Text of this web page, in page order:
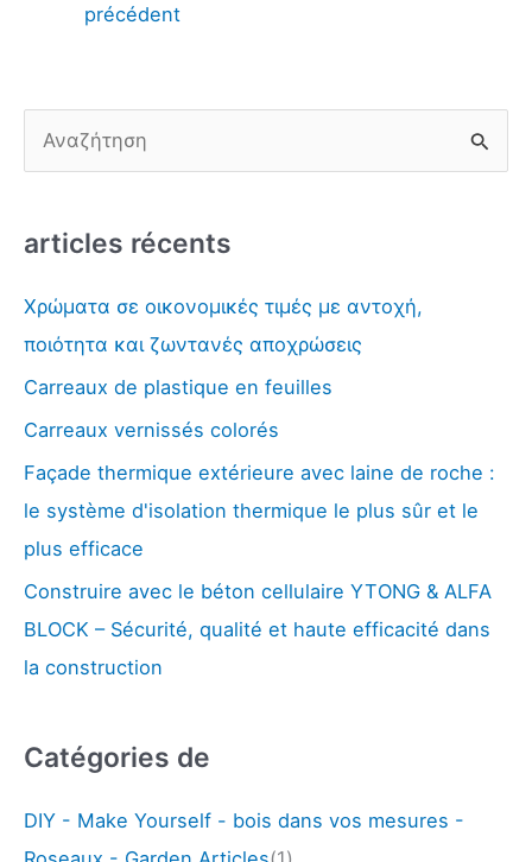
précédent
h
r
c
h
e
r
:
articles récents
Χρώματα σε οικονομικές τιμές με αντοχή,
ποιότητα και ζωντανές αποχρώσεις
Carreaux de plastique en feuilles
Carreaux vernissés colorés
Façade thermique extérieure avec laine de roche :
le système d'isolation thermique le plus sûr et le
plus efficace
Construire avec le béton cellulaire YTONG & ALFA
BLOCK – Sécurité, qualité et haute efficacité dans
la construction
Catégories de
DIY - Make Yourself - bois dans vos mesures -